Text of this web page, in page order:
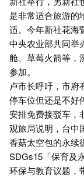
是非常适合旅游的
适。今年新社花海
中央农业部共同举
舱、草莓火箭等，
参加。
卢市长呼吁，市府
停车位但还是不好
安排免费接驳车，
观旅局说明，台中
香菇太空包的永续
SDGs15「保育及
环保与教育议题，